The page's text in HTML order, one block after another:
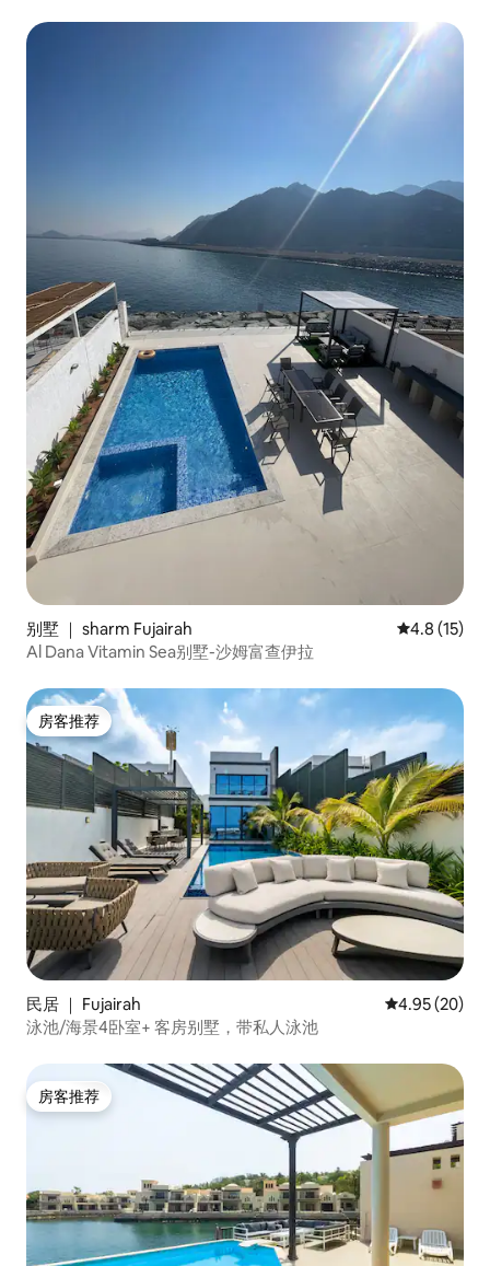
别墅 ｜ sharm Fujairah 平均评分
4.8 (15)
Al Dana Vitamin Sea别墅-沙姆富查伊拉
房客推荐
房客推荐
民居 ｜ Fujairah 平均评分
4.95 (20)
泳池/海景4卧室+ 客房别墅，带私人泳池
房客推荐
房客推荐